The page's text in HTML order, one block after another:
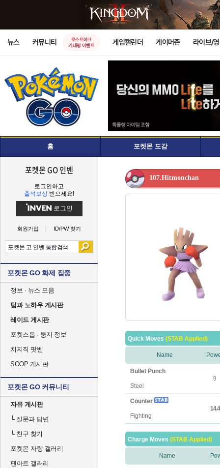
뉴스 커뮤니티
로스트아크
기대평 이벤트
게임캘린더 게이머존 라이브/
홈 포켓몬 도감
포켓몬 GO 인벤
로그인하고
출석보상 받으세요!
로그인
회원가입 ID/PW 찾기
포켓몬 GO 화제 집중
정보 · 뉴스 모음
팁과 노하우 게시판
레이드 게시판
포켓스톱 · 둥지 정보
치지직 팟벤
SOOP 게시판
포켓몬 GO 커뮤니티
자유 게시판
└질문과 답변
└친구 찾기
포켓몬 자랑 갤러리
팬아트 갤러리
107.Hitmonchan
Quick Moves (STAB Applied)
Name
Bullet Punch
Steel
9
Counter
Fighting
14.4
Charge Moves (STAB Applied)
Name